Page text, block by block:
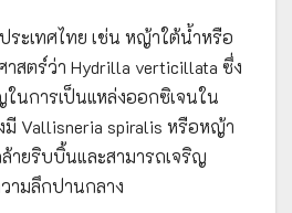
ะเทศไทย เช่น หญ้าใต้น้ำหรือ
สตร์ว่า Hydrilla verticillata ซึ่ง
นการเป็นแหล่งออกซิเจนใน
Vallisneria spiralis หรือหญ้า
ายริบบิ้นและสามารถเจริญ
ามลึกปานกลาง